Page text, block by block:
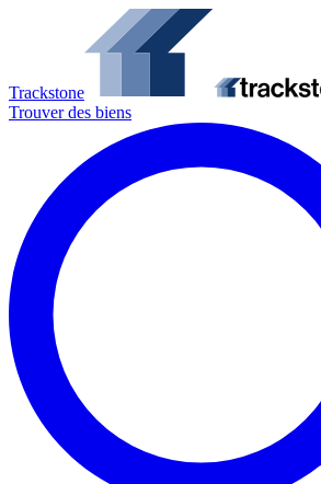
Trackstone
Trouver des biens